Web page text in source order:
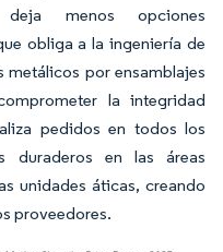
menos opciones
obliga a la ingeniería de
metálicos por ensamblajes
la integridad
pedidos en todos los
duraderos en las áreas
unidades áticas, creando
proveedores.